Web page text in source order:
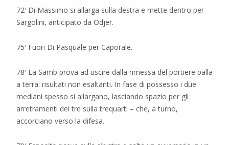
72′ Di Massimo si allarga sulla destra e mette dentro per
Sargolini, anticipato da Odjer.
75′ Fuori Di Pasquale per Caporale.
78′ La Samb prova ad uscire dalla rimessa del portiere palla
a terra: risultati non esaltanti. In fase di possesso i due
mediani spesso si allargano, lasciando spazio per gli
arretramenti dei tre sulla trequarti – che, a turno,
accorciano verso la difesa.